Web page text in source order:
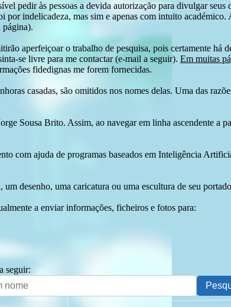
pedir às pessoas a devida autorização para divulgar seus
indelicadeza, mas sim e apenas com intuito
página).
aperfeiçoar o trabalho de pesquisa, pois certamente há
se livre para me contactar (e-mail a seguir). Em muitas
fidedignas me forem fornecidas.
casadas, são omitidos nos nomes delas. Uma das
Sousa Brito. Assim, ao navegar em linha ascendente a
com ajuda de programas baseados em Inteligência
desenho, uma caricatura ou uma escultura de seu
a enviar informações, ficheiros e fotos para:
seguir: